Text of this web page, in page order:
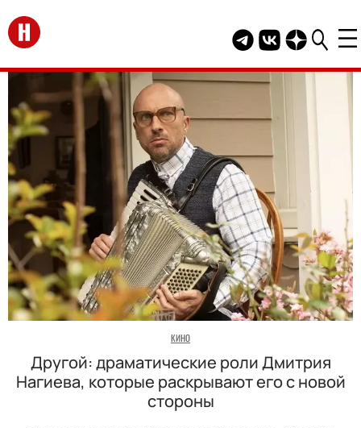
Перейти на главную
Telegram канал
Группа HELLO
Канал
КИНО
Другой: драматические роли Дмитрия
Нагиева, которые раскрывают его с новой
стороны